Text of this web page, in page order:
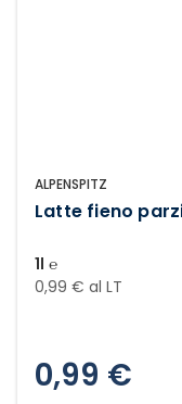
ALPENSPITZ
Latte fieno
1l ℮
0,99 € al LT
0,99 €